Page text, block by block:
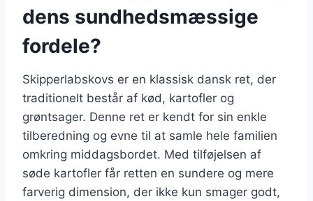
dens sundhedsmæssige
fordele?
Skipperlabskovs er en klassisk dansk ret, der
traditionelt består af kød, kartofler og
grøntsager. Denne ret er kendt for sin enkle
tilberedning og evne til at samle hele familien
omkring middagsbordet. Med tilføjelsen af
søde kartofler får retten en sundere og mere
farverig dimension, der ikke kun smager godt,